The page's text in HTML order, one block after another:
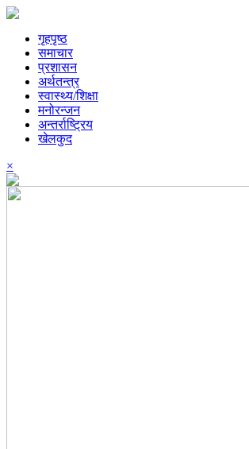
गृहपृष्ठ
समाचार
प्रशासन
अर्थतन्त्र
स्वास्थ्य/शिक्षा
मनोरन्जन
अन्तर्राष्ट्रिय
खेलकुद
×